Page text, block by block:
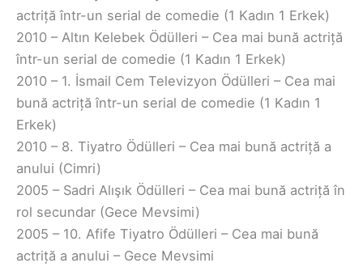
actriță într-un serial de comedie (1 Kadın 1 Erkek)
2010 – Altın Kelebek Ödülleri – Cea mai bună actriță
într-un serial de comedie (1 Kadın 1 Erkek)
2010 – 1. İsmail Cem Televizyon Ödülleri – Cea mai
bună actriță într-un serial de comedie (1 Kadın 1
Erkek)
2010 – 8. Tiyatro Ödülleri – Cea mai bună actriță a
anului (Cimri)
2005 – Sadri Alışık Ödülleri – Cea mai bună actriță în
rol secundar (Gece Mevsimi)
2005 – 10. Afife Tiyatro Ödülleri – Cea mai bună
actriță a anului – Gece Mevsimi